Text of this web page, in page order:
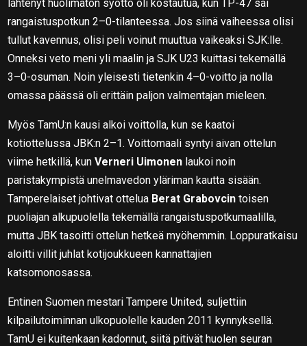
lähtenyt huolimaton syöttö oli kostautua, kun TP-47 sai
rangaistuspotkun 2–0-tilanteessa. Jos siinä vaiheessa olisi
tullut kavennus, olisi peli voinut muuttua vaikeaksi SJK:lle.
Onneksi veto meni yli maalin ja SJK U23 kuittasi tekemällä
3–0-osuman. Noin yleisesti tietenkin 4–0-voitto ja nolla
omassa päässä oli erittäin paljon valmentajan mieleen.
Myös TamU:n kausi alkoi voittolla, kun se kaatoi
kotiottelussa JBK:n 2–1. Voittomaali syntyi aivan ottelun
viime hetkillä, kunVerneri Uimonen laukoi noin
paristakympistä unelmavedon yläriman kautta sisään.
Tamperelaiset johtivat ottelua Berat Grabovcin toisen
puoliajan alkupuolella tekemällä rangaistuspotkumaalilla,
mutta JBK tasoitti ottelun hetkeä myöhemmin. Loppuratkaisu
aloitti villit juhlat kotijoukkueen kannattajien
katsomonosassa.
Entinen Suomen mestari Tampere United, suljettiin
kilpailutoiminnan ulkopuolelle kauden 2011 kynnyksellä.
TamU ei kuitenkaan kadonnut, siitä pitivät huolen seuran